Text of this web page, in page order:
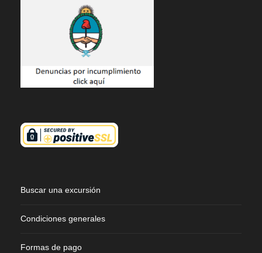
Buscar una excursión
Condiciones generales
Formas de pago